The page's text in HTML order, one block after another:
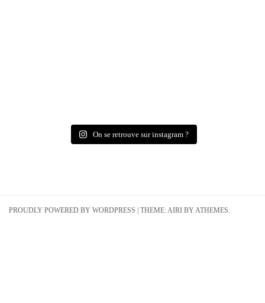
On se retrouve sur instagram ?
PROUDLY POWERED BY WORDPRESS THEME:AIRI BY ATHEMES.